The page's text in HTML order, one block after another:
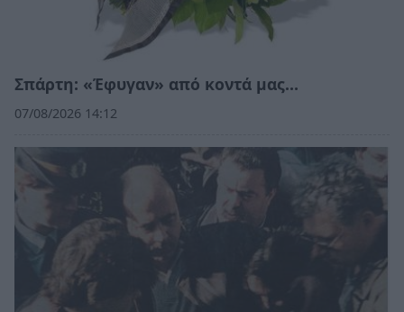
Σπάρτη: «Έφυγαν» από κοντά μας…
07/08/2026 14:12